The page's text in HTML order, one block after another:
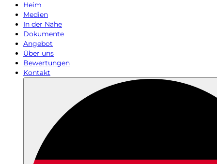
Heim
Medien
In der Nähe
Dokumente
Angebot
Über uns
Bewertungen
Kontakt